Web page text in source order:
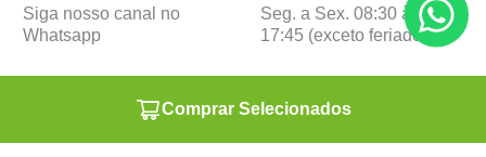
Comprar Selecionados
Siga nosso canal no
Whatsapp
Seg. a Sex. 08:30 às
17:45 (exceto feriados)